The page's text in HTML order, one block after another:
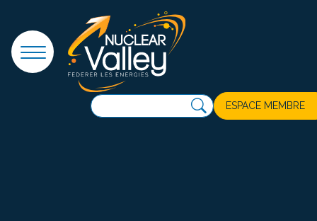
ESPACE MEMBRE
Panneau de gestion des cookies